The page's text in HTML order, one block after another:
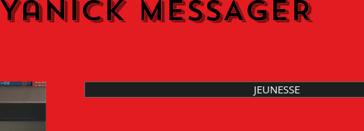
Yanick MESSAGER
JEUNESSE